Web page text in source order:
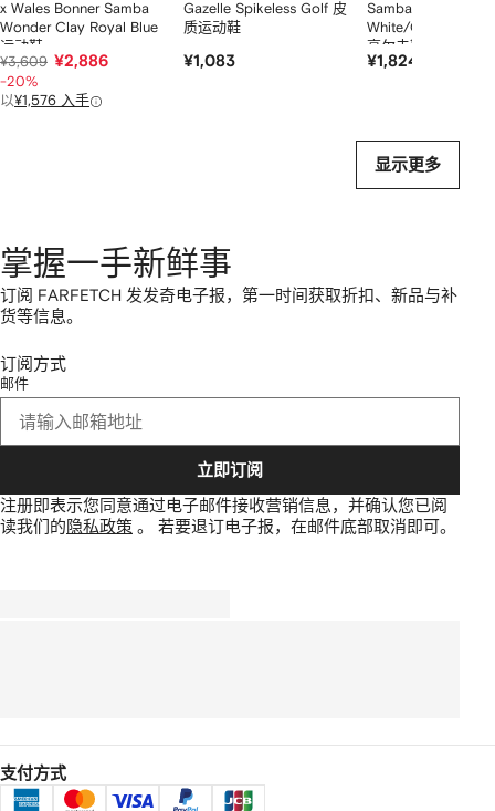
x Wales Bonner Samba
Wonder Clay Royal Blue
运动鞋
¥3,609 ¥2,886
-20%
以¥1,576 入手
Gazelle Spikeless Golf 皮
质运动鞋
¥1,083
Samba Golf Cloud
White/Core Black/
高尔夫鞋
¥1,824
显示更多
掌握一手新鲜事
订阅 FARFETCH 发发奇电子报，第一时间获取折扣、新品与补
货等信息。
订阅方式
邮件
立即订阅
注册即表示您同意通过电子邮件接收营销信息，并确认您已阅
读我们的 隐私政策 。 若要退订电子报，在邮件底部取消即可。
支付方式